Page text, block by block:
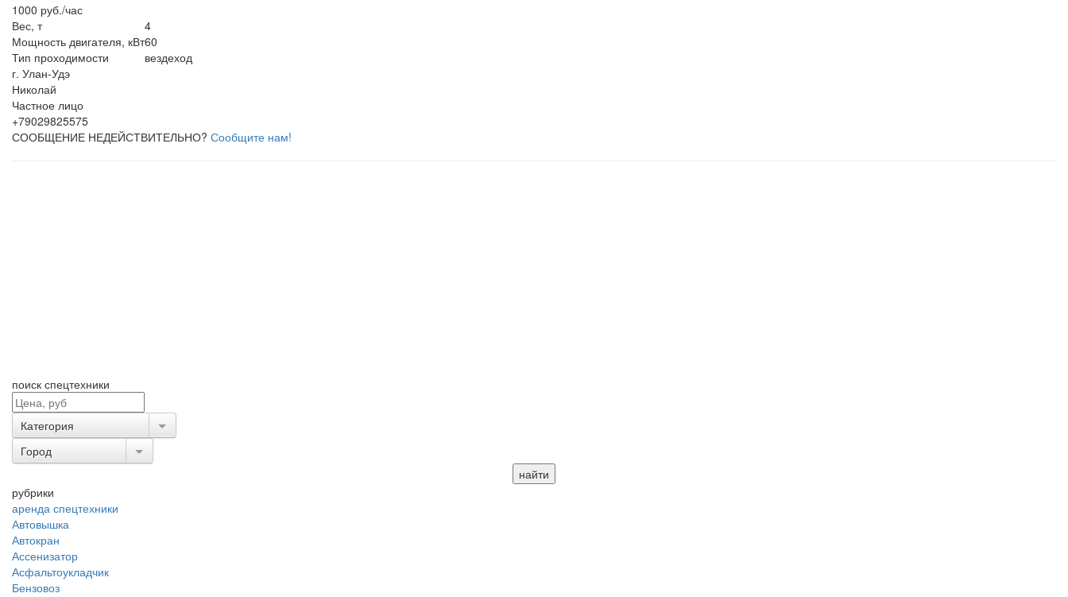
1000 руб./час
Вес, т
4
Мощность двигателя, кВт60
Тип проходимости
вездеход
г. Улан-Удэ
Николай
Частное лицо
+79029825575
СООБЩЕНИЕ НЕДЕЙСТВИТЕЛЬНО? Сообщите нам!
поиск спецтехники
Категория
Город
рубрики
аренда спецтехники
Автовышка
Автокран
Ассенизатор
Асфальтоукладчик
Бензовоз